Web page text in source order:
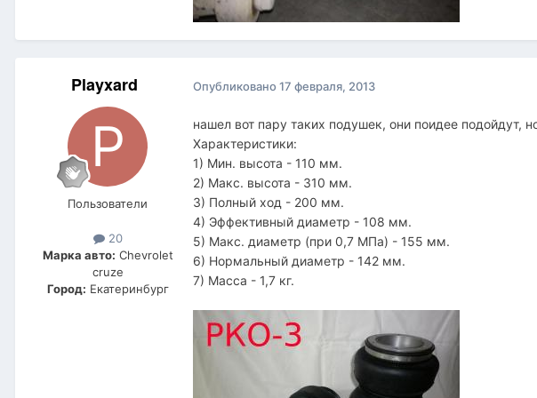
Playxard
Пользователи
20
Марка авто: Chevrolet
cruze
Город: Екатеринбург
Опубликовано17 февраля, 2013
нашел вот пару таких подушек, они поидее подойдут,
Характеристики:
1) Мин. высота - 110 мм.
2) Макс. высота - 310 мм.
3) Полный ход - 200 мм.
4) Эффективный диаметр - 108 мм.
5) Макс. диаметр (при 0,7 МПа) - 155 мм.
6) Нормальный диаметр - 142 мм.
7) Масса - 1,7 кг.